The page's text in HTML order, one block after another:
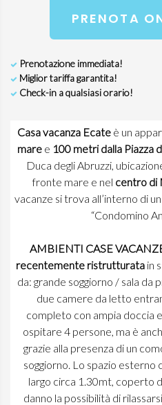
PRENOTA
Prenotazione immediata!
Miglior tariffa garantita!
Check-in a qualsiasi orario!
Casa vacanza Ecate è un
mare e 100 metri dalla Piazza
Duca degli Abruzzi,
fronte mare e nel centro di
vacanze si trova all’interno di
“Condomino
AMBIENTI CASE
recentemente ristrutturata in
da: grande soggiorno / sala da
due camere da letto
completo con ampia doccia
ospitare 4 persone, ma è
grazie alla presenza di un
soggiorno. Lo spazio esterno
largo circa 1.30mt, coperto
danno la possibilità di